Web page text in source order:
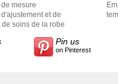
mesure
et de
de soins de la robe
Pin us
on Pinterest